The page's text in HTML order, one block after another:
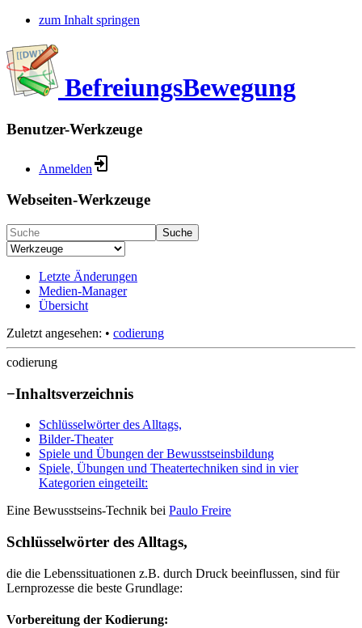
zum Inhalt springen
BefreiungsBewegung
Benutzer-Werkzeuge
Anmelden
Webseiten-Werkzeuge
Suche
Letzte Änderungen
Medien-Manager
Übersicht
Zuletzt angesehen: • codierung
codierung
−Inhaltsverzeichnis
Schlüsselwörter des Alltags,
Bilder-Theater
Spiele und Übungen der Bewusstseinsbildung
Spiele, Übungen und Theatertechniken sind in vier
Kategorien eingeteilt:
Eine Bewusstseins-Technik bei Paulo Freire
Schlüsselwörter des Alltags,
die die Lebenssituationen z.B. durch Druck beeinflussen, sind für
Lernprozesse die beste Grundlage:
Vorbereitung der Kodierung: